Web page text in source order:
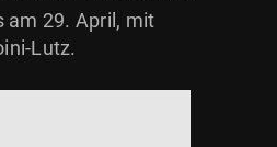
am 29. April, mit
Lutz.